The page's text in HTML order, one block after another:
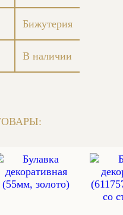
Бижутерия
В наличии